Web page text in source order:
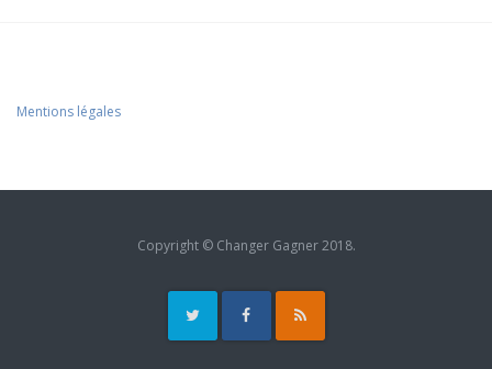
Mentions légales
Copyright © Changer Gagner 2018.